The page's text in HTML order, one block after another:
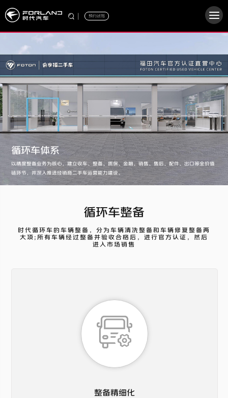
| 预约试驾
循环车体系
以精度整备业务为核心，建立收车、整备、质保、金融、销售、售后、配件、出口等全价值
链环节，并深入推进经销商二手车运营能力建设。
循环车整备
时代循环车的车辆整备，分为车辆清洗整备和车辆修复整备两
大项;所有车辆经过整备并验收合格后，进行官方认证，然后
进入市场销售
整备精细化